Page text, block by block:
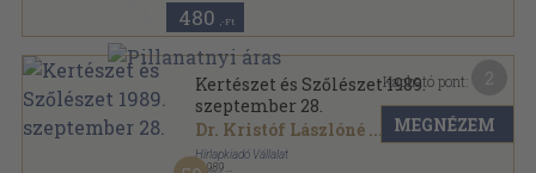
480 ,-Ft
Kertészet és Szőlészet 1989.
szeptember 28.
Dr. Kristóf Lászlóné ...
Hírlapkiadó Vállalat
, 1989
Kapható pont:
MEGNÉZEM